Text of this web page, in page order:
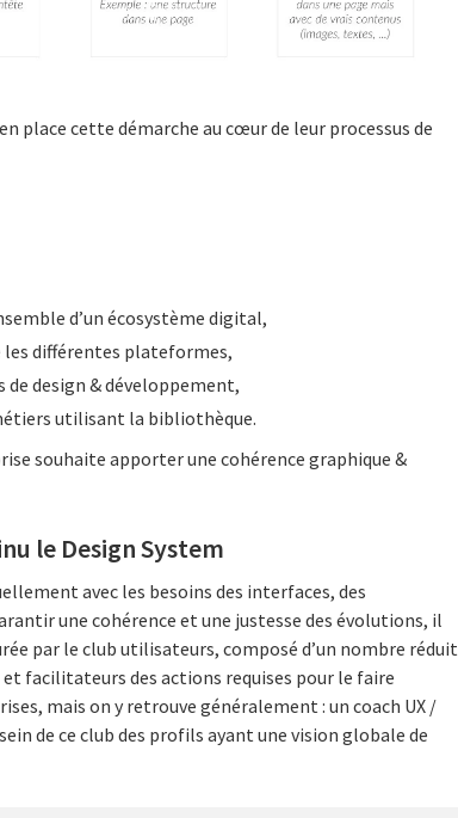
place cette démarche au cœur de leur processus de
d’un écosystème digital,
différentes plateformes,
de design & développement,
utilisant la bibliothèque.
souhaite apporter une cohérence graphique &
le Design System
avec les besoins des interfaces, des
une cohérence et une justesse des évolutions, il
par le club utilisateurs, composé d’un nombre réduit
facilitateurs des actions requises pour le faire
mais on y retrouve généralement : un coach UX /
de ce club des profils ayant une vision globale de